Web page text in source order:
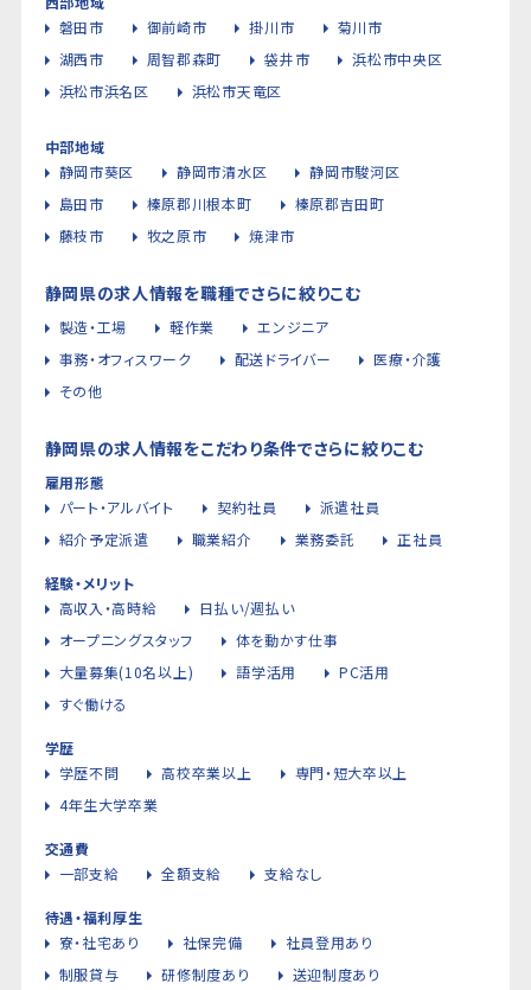
磐田市
御前崎市 掛川市
菊川市
湖西市
周智郡森町 袋井市
浜松市中央区
浜松市浜名区
浜松市天竜区
中部地域
静岡市葵区
静岡市清水区
静岡市駿河区
島田市
榛原郡川根本町
榛原郡吉田町
藤枝市
牧之原市 焼津市
静岡県の求人情報を職種でさらに絞りこむ
製造・工場 軽作業
エンジニア
事務・オフィスワーク
配送ドライバー
医療・介護
その他
静岡県の求人情報をこだわり条件でさらに絞りこむ
雇用形態
パート・アルバイト
契約社員
派遣社員
紹介予定派遣
職業紹介 業務委託 正社員
経験・メリット
高収入・高時給
日払い/週払い
オープニングスタッフ
体を動かす仕事
大量募集(10名以上)
語学活用
PC活用
すぐ働ける
学歴
学歴不問
高校卒業以上
専門・短大卒以上
4年生大学卒業
交通費
一部支給
全額支給 支給なし
待遇・福利厚生
寮・社宅あり
社保完備
社員登用あり
制服貸与
研修制度あり
送迎制度あり